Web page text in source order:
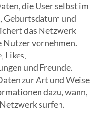
die User selbst im
Geburtsdatum und
das Netzwerk
Nutzer vornehmen.
Likes,
und Freunde.
zur Art und Weise
dazu, wann,
surfen.